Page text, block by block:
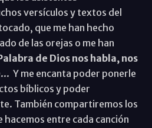
versículos y textos del
que me han hecho
de las orejas o me han
de Dios nos habla, nos
... Y me encanta poder ponerle
bíblicos y poder
También compartiremos los
entre cada canción